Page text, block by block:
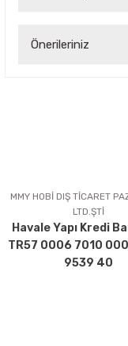
Önerileriniz
Ürün
Ürün bilgilerinde
Ürün fiyatı diğer
Bu ürüne benzer
MMY HOBİ DIŞ TİCARET
LTD.ŞTİ
Havale Yapı Kredi
TR57 0006 7010
9539 40